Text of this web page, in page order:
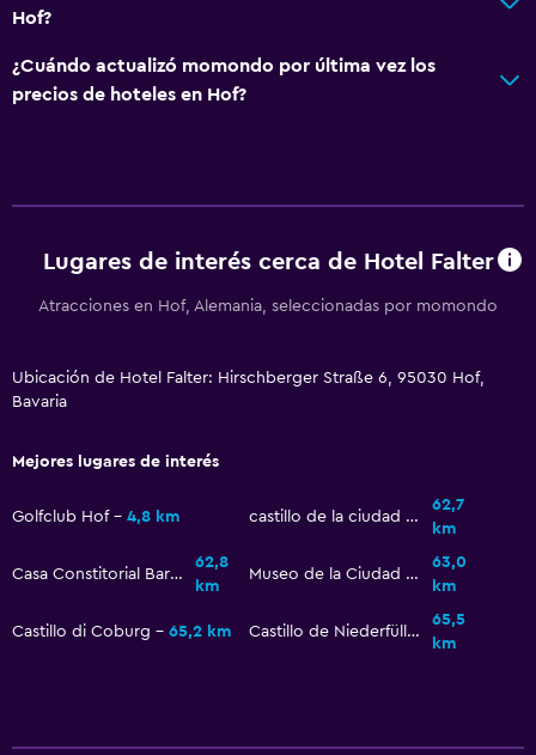
Radio
Sala de estar/TV compartida
Parque infantil
Estacionamiento gratuito
Estacionamiento privado
Aire libre
Terraza/patio
Hof?
¿Cuándo actualizó momondo por última vez los
precios de hoteles en Hof?
Lugares de interés cerca de Hotel Falter
Atracciones en Hof, Alemania, seleccionadas por momondo
Ubicación de Hotel Falter: Hirschberger Straße 6, 95030 Hof,
Bavaria
Mejores lugares de interés
Golfclub Hof 4,8 km castillo de la ciudad Lichtenfels
62,7
km
Casa Constitorial Barocca Lichtenfels
62,8
km
Museo de la Ciudad Lichtenfels
63,0
km
Castillo di Coburg 65,2 km Castillo de Niederfüllbach
65,5
km